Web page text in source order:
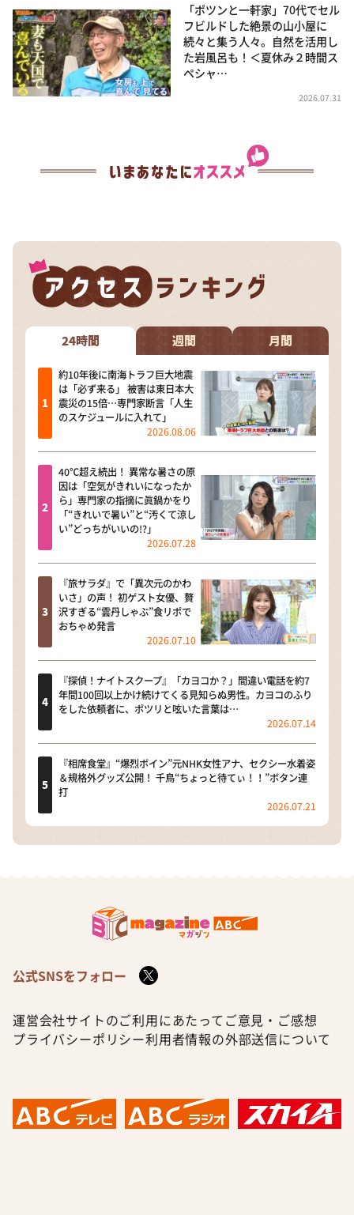
「ポツンと一軒家」70代でセル
フビルドした絶景の山小屋に
続々と集う人々。自然を活用し
た岩風呂も！＜夏休み２時間ス
ペシャ…
2026.07.31
24時間 週間 月間
約10年後に南海トラフ巨大地震
は「必ず来る」 被害は東日本大
震災の15倍…専門家断言「人生
のスケジュールに入れて」
2026.08.06
40℃超え続出！ 異常な暑さの原
因は「空気がきれいになったか
ら」専門家の指摘に眞鍋かをり
「“きれいで暑い”と“汚くて涼し
い”どっちがいいの!?」
2026.07.28
『旅サラダ』で「異次元のかわ
いさ」の声！ 初ゲスト女優、贅
沢すぎる“雲丹しゃぶ”食リポで
おちゃめ発言
2026.07.10
『探偵！ナイトスクープ』「カヨコか？」間違い電話を約7
年間100回以上かけ続けてくる見知らぬ男性。カヨコのふり
をした依頼者に、ポツリと呟いた言葉は…
2026.07.14
『相席食堂』“爆烈ボイン”元NHK女性アナ、セクシー水着姿
＆規格外グッズ公開！ 千鳥“ちょっと待てぃ！！”ボタン連
打
2026.07.21
公式SNSをフォロー
運営会社サイトのご利用にあたって ご意見・ご感想
プライバシーポリシー利用者情報の外部送信について